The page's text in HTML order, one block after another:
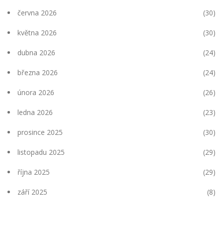
června 2026 (30)
května 2026 (30)
dubna 2026 (24)
března 2026 (24)
února 2026 (26)
ledna 2026 (23)
prosince 2025 (30)
listopadu 2025 (29)
října 2025 (29)
září 2025 (8)